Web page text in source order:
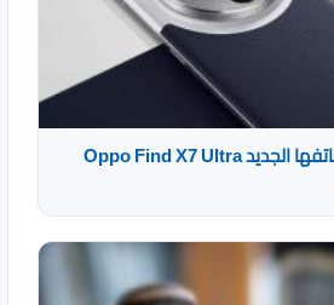
أوبو تستعد لإطلاق هاتفها الجديد Oppo Find X7 Ultra